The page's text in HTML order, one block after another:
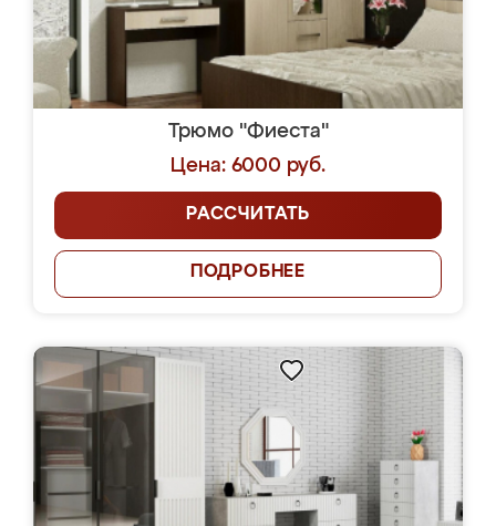
Трюмо "Фиеста"
Цена: 6000 руб.
РАССЧИТАТЬ
ПОДРОБНЕЕ